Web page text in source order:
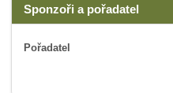
Sponzoři a pořadatel
Pořadatel